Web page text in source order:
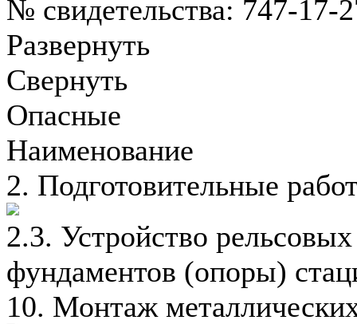
№ свидетельства: 747-17-
Развернуть
Свернуть
Опасные
Наименование
2. Подготовительные
2.3. Устройство
фундаментов (опоры)
10. Монтаж